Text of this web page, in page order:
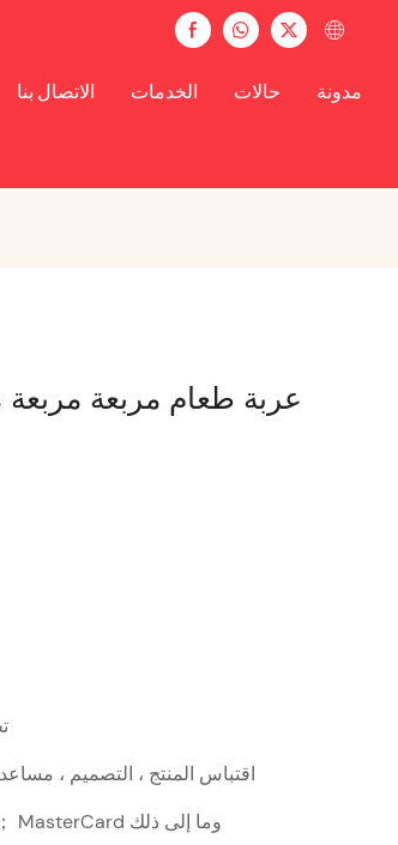
الاتصال بنا الخدمات حالات مدونة
عربة طعام مربعة مربعة
اقتباس المنتج ، التصميم ،
T/T ； D/P ； L/C ； Visa ； MasterCard وما إلى ذلك